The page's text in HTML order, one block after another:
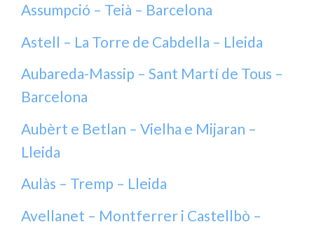
Assumpció – Teià – Barcelona
Astell – La Torre de Cabdella – Lleida
Aubareda-Massip – Sant Martí de Tous –
Barcelona
Aubèrt e Betlan – Vielha e Mijaran –
Lleida
Aulàs – Tremp – Lleida
Avellanet – Montferrer i Castellbò –